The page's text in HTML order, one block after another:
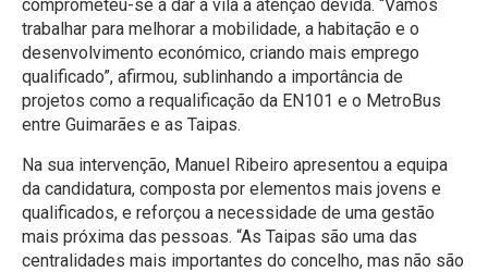
comprometeu-se a dar à vila a atenção devida. “Vamos
trabalhar para melhorar a mobilidade, a habitação e o
desenvolvimento económico, criando mais emprego
qualificado”, afirmou, sublinhando a importância de
projetos como a requalificação da EN101 e o MetroBus
entre Guimarães e as Taipas.
Na sua intervenção, Manuel Ribeiro apresentou a equipa
da candidatura, composta por elementos mais jovens e
qualificados, e reforçou a necessidade de uma gestão
mais próxima das pessoas. “As Taipas são uma das
centralidades mais importantes do concelho, mas não são